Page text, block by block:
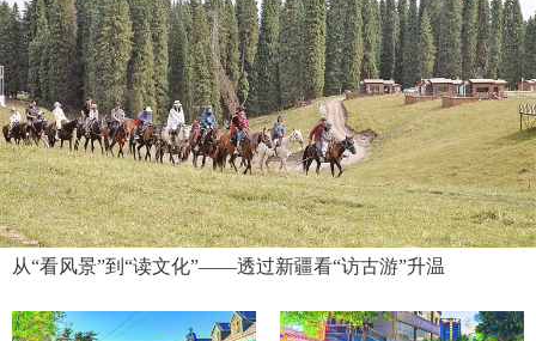
从“看风景”到“读文化”——透过新疆看“访古游”升温